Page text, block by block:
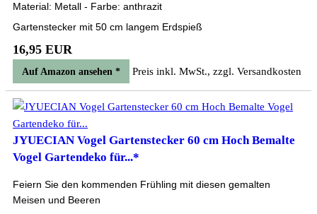
Material: Metall - Farbe: anthrazit
Gartenstecker mit 50 cm langem Erdspieß
16,95 EUR
Auf Amazon ansehen * Preis inkl. MwSt., zzgl. Versandkosten
JYUECIAN Vogel Gartenstecker 60 cm Hoch Bemalte
Vogel Gartendeko für...*
Feiern Sie den kommenden Frühling mit diesen gemalten
Meisen und Beeren